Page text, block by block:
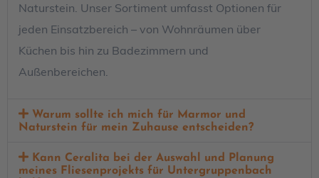
Naturstein. Unser Sortiment umfasst Optionen für
jeden Einsatzbereich – von Wohnräumen über
Küchen bis hin zu Badezimmern und
Außenbereichen.
Warum sollte ich mich für Marmor und
Naturstein für mein Zuhause entscheiden?
Kann Ceralita bei der Auswahl und Planung
meines Fliesenprojekts für Untergruppenbach